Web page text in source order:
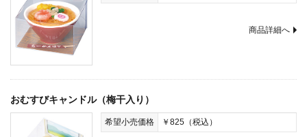
商品詳細へ
おむすびキャンドル（梅干入り）
希望小売価格 ￥825（税込）